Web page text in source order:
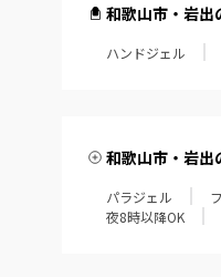
和歌山市・岩出
ハンドジェル
和歌山市・岩出
パラジェル
夜8時以降OK